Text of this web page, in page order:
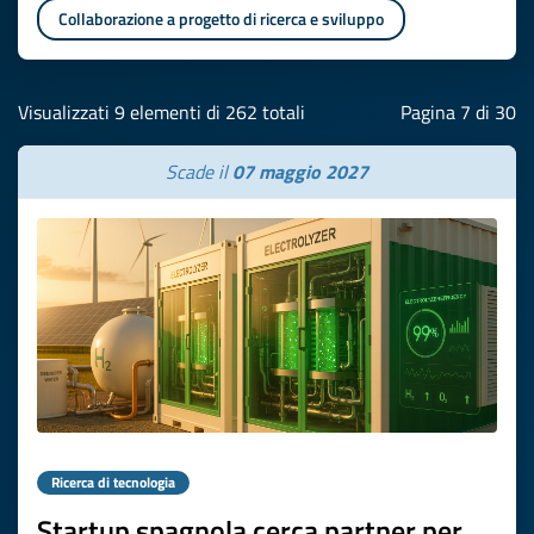
Collaborazione a progetto di ricerca e sviluppo
Visualizzati 9 elementi di 262 totali Pagina 7 di 30
Scade il07 maggio 2027
Ricerca di tecnologia